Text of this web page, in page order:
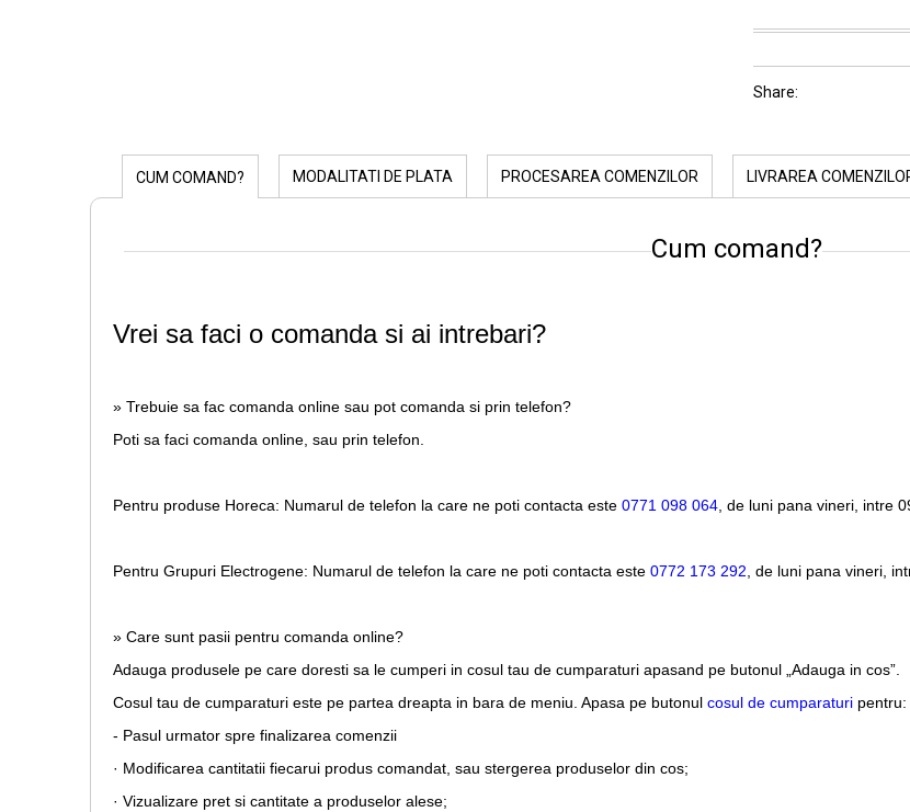
Share:
CUM COMAND? MODALITATI DE PLATA PROCESAREA COMENZILOR LIVRAREA
Cum comand?
Vrei sa faci o comanda si ai intrebari?
» Trebuie sa fac comanda online sau pot comanda si prin telefon?
Poti sa faci comanda online, sau prin telefon.
Pentru produse Horeca: Numarul de telefon la care ne poti contacta este 0771 098 064, de luni pana vineri, intre
Pentru Grupuri Electrogene: Numarul de telefon la care ne poti contacta este 0772 173 292, de luni pana vineri,
» Care sunt pasii pentru comanda online?
Adauga produsele pe care doresti sa le cumperi in cosul tau de cumparaturi apasand pe butonul „Adauga in cos”.
Cosul tau de cumparaturi este pe partea dreapta in bara de meniu. Apasa pe butonul cosul de cumparaturi pentru:
- Pasul urmator spre finalizarea comenzii
· Modificarea cantitatii fiecarui produs comandat, sau stergerea produselor din cos;
· Vizualizare pret si cantitate a produselor alese;